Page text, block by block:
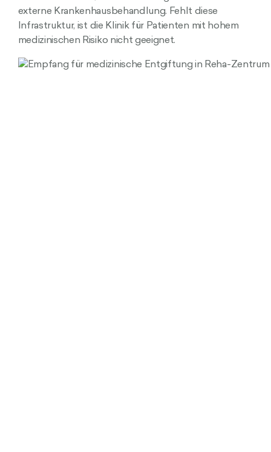
externe Krankenhausbehandlung. Fehlt diese
Infrastruktur, ist die Klinik für Patienten mit hohem
medizinischen Risiko nicht geeignet.